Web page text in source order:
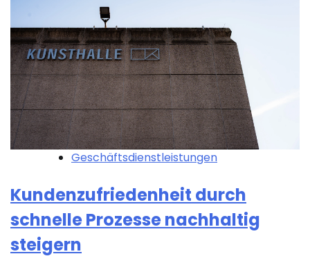
Geschäftsdienstleistungen
Kundenzufriedenheit durch
schnelle Prozesse nachhaltig
steigern